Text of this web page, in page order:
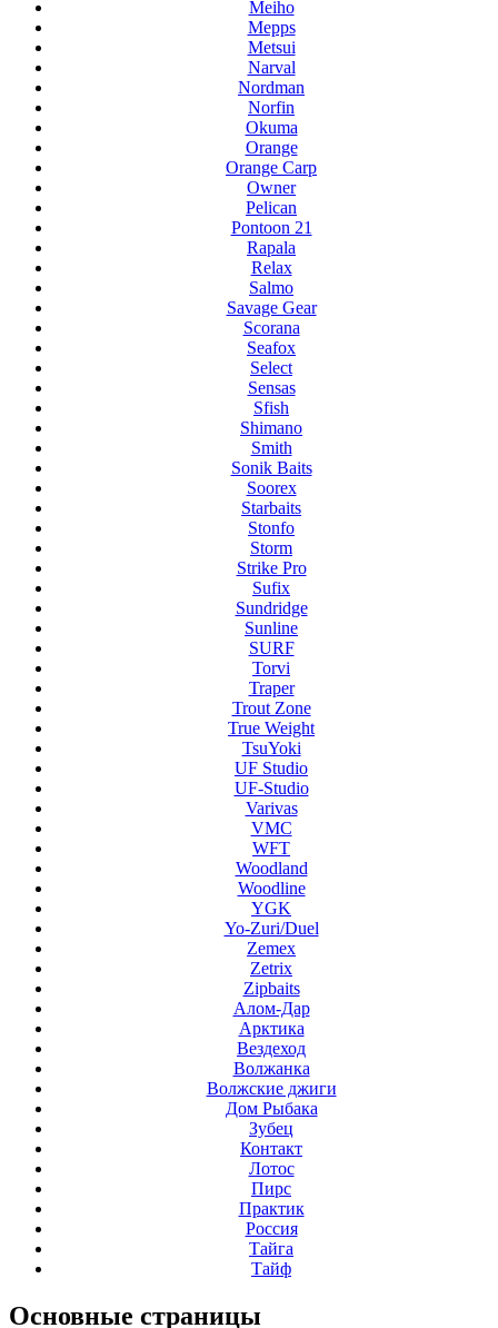
Meiho
Mepps
Metsui
Narval
Nordman
Norfin
Okuma
Orange
Orange Carp
Owner
Pelican
Pontoon 21
Rapala
Relax
Salmo
Savage Gear
Scorana
Seafox
Select
Sensas
Sfish
Shimano
Smith
Sonik Baits
Soorex
Starbaits
Stonfo
Storm
Strike Pro
Sufix
Sundridge
Sunline
SURF
Torvi
Traper
Trout Zone
True Weight
TsuYoki
UF Studio
UF-Studio
Varivas
VMC
WFT
Woodland
Woodline
YGK
Yo-Zuri/Duel
Zemex
Zetrix
Zipbaits
Алом-Дар
Арктика
Вездеход
Волжанка
Волжские джиги
Дом Рыбака
Зубец
Контакт
Лотос
Пирс
Практик
Россия
Тайга
Тайф
Основные страницы